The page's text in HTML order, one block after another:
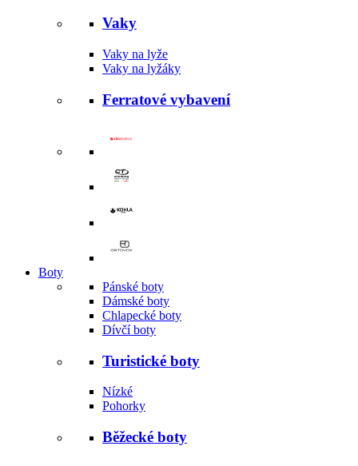
Vaky
Vaky na lyže
Vaky na lyžáky
Ferratové vybavení
Boty
Pánské boty
Dámské boty
Chlapecké boty
Dívčí boty
Turistické boty
Nízké
Pohorky
Běžecké boty